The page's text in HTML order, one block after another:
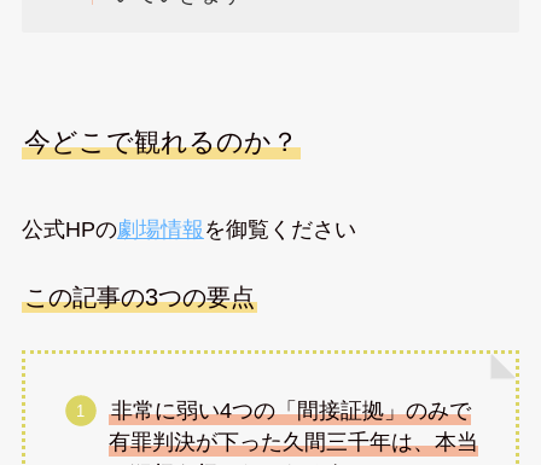
今どこで観れるのか？
公式HPの劇場情報 を御覧ください
この記事の3つの要点
非常に弱い4つの「間接証拠」のみで
有罪判決が下った久間三千年は、本当